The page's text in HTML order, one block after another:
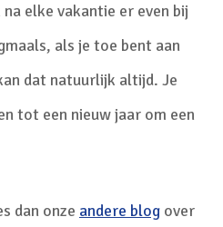
elke vakantie er even bij
als je toe bent aan
dat natuurlijk altijd. Je
tot een nieuw jaar om een
dan onze andere blog over